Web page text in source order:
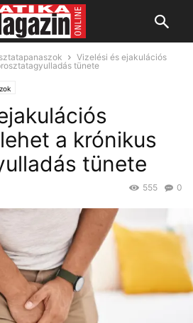
Vizelési és ejakulációs
tünete
a krónikus
tünete
0
555